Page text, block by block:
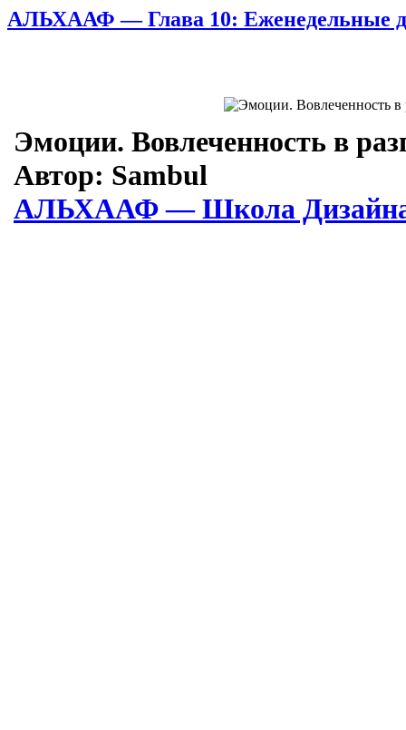
АЛЬХААФ — Глава 10: Еженедельные
Эмоции. Вовлеченность в
Автор: Sambul
АЛЬХААФ — Школа